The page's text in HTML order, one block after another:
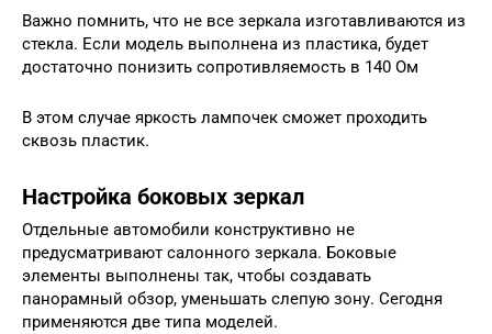
Важно помнить, что не все зеркала изготавливаются из
стекла. Если модель выполнена из пластика, будет
достаточно понизить сопротивляемость в 140 Ом
В этом случае яркость лампочек сможет проходить
сквозь пластик.
Настройка боковых зеркал
Отдельные автомобили конструктивно не
предусматривают салонного зеркала. Боковые
элементы выполнены так, чтобы создавать
панорамный обзор, уменьшать слепую зону. Сегодня
применяются две типа моделей.